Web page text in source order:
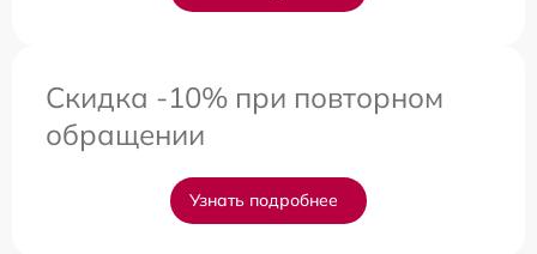
Скидка -10% при повторном
обращении
Узнать подробнее